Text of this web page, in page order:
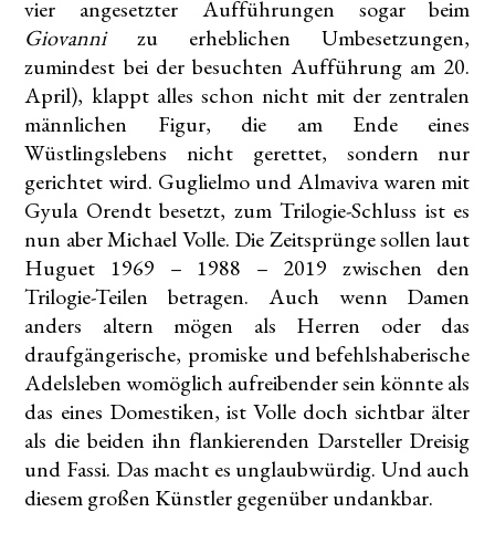
vier angesetzter Aufführungen sogar beim
Giovannizu erheblichen Umbesetzungen,
zumindest bei der besuchten Aufführung am 20.
April), klappt alles schon nicht mit der zentralen
männlichen Figur, die am Ende eines
Wüstlingslebens nicht gerettet, sondern nur
gerichtet wird. Guglielmo und Almaviva waren mit
Gyula Orendt besetzt, zum Trilogie-Schluss ist es
nun aber Michael Volle. Die Zeitsprünge sollen laut
Huguet 1969 – 1988 – 2019 zwischen den
Trilogie-Teilen betragen. Auch wenn Damen
anders altern mögen als Herren oder das
draufgängerische, promiske und befehlshaberische
Adelsleben womöglich aufreibender sein könnte als
das eines Domestiken, ist Volle doch sichtbar älter
als die beiden ihn flankierenden Darsteller Dreisig
und Fassi. Das macht es unglaubwürdig. Und auch
diesem großen Künstler gegenüber undankbar.